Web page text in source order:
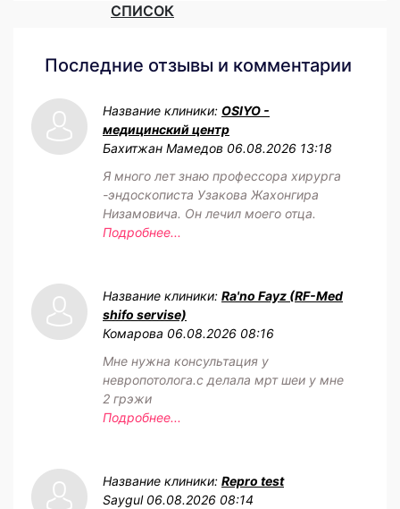
СПИСОК
Последние отзывы и комментарии
Название клиники: OSIYO -
медицинский центр
Бахитжан Мамедов 06.08.2026 13:18
Я много лет знаю профессора хирурга
-эндоскописта Узакова Жахонгира
Низамовича. Он лечил моего отца.
Подробнее...
Название клиники: Ra'no Fayz (RF-Med
shifo servise)
Комарова 06.08.2026 08:16
Мне нужна консультация у
невропотолога.с делала мрт шеи у мне
2 грэжи
Подробнее...
Название клиники: Repro test
Saygul 06.08.2026 08:14